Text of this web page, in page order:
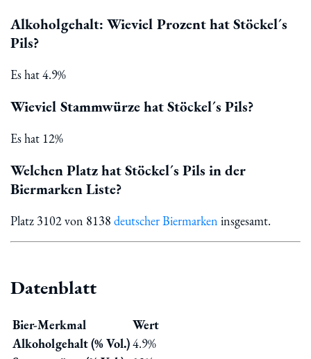
Alkoholgehalt: Wieviel Prozent hat Stöckel´s
Pils?
Es hat 4.9%
Wieviel Stammwürze hat Stöckel´s Pils?
Es hat 12%
Welchen Platz hat Stöckel´s Pils in der
Biermarken Liste?
Platz 3102 von 8138 deutscher Biermarken insgesamt.
Datenblatt
Bier-Merkmal
Wert
Alkoholgehalt (% Vol.)4.9%